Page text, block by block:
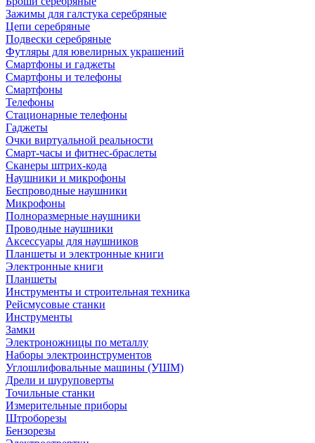
Зажимы для галстука серебряные
Цепи серебряные
Подвески серебряные
Футляры для ювелирных украшений
Смартфоны и гаджеты
Смартфоны и телефоны
Смартфоны
Телефоны
Стационарные телефоны
Гаджеты
Очки виртуальной реальности
Смарт-часы и фитнес-браслеты
Сканеры штрих-кода
Наушники и микрофоны
Беспроводные наушники
Микрофоны
Полноразмерные наушники
Проводные наушники
Аксессуары для наушников
Планшеты и электронные книги
Электронные книги
Планшеты
Инструменты и строительная техника
Рейсмусовые станки
Инструменты
Замки
Электроножницы по металлу
Наборы электроинструментов
Углошлифовальные машины (УШМ)
Дрели и шуруповерты
Точильные станки
Измерительные приборы
Штроборезы
Бензорезы